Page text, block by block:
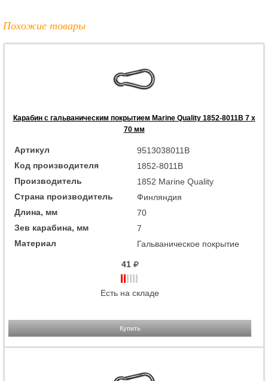
Похожие товары
Карабин с гальваническим покрытием Marine Quality 1852-8011B 7 x
70 мм
Артикул
9513038011B
Код производителя
1852-8011B
Производитель
1852 Marine Quality
Страна производитель
Финляндия
Длина, мм
70
Зев карабина, мм
7
Материал
Гальваническое покрытие
41
Есть на складе
Купить